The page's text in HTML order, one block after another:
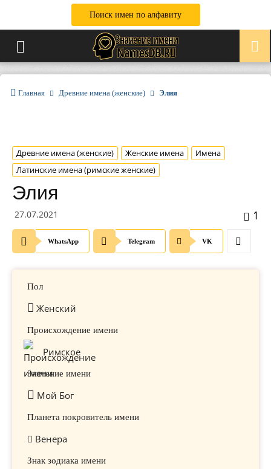
Поиск имен по алфавиту
Главная Древние имена (женские) Элия
Древние имена (женские) Женские имена
Имена
Латинские имена (римские женские)
Элия
27.07.2021 1
WhatsApp Telegram VK
Пол
Женский
Происхождение имени
Римское
Значение имени
Мой Бог
Планета покровитель имени
Венера
Знак зодиака имени